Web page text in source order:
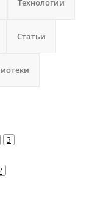
Технологии
Статьи
3